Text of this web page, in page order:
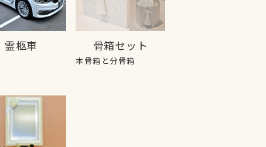
霊柩車 骨箱セット
本骨箱と分骨箱